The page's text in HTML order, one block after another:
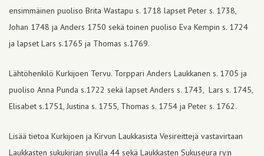
ensimmäinen puoliso Brita Wastapu s. 1718 lapset Peter s. 1738,
Johan 1748 ja Anders 1750 sekä toinen puoliso Eva Kempin s. 1724
ja lapset Lars s.1765 ja Thomas s.1769.
Lähtöhenkilö Kurkijoen Tervu. Torppari Anders Laukkanen s. 1705 ja
puoliso Anna Punda s.1722 sekä lapset Anders s. 1743, Lars s. 1745,
Elisabet s.1751, Justina s. 1755, Thomas s. 1754 ja Peter s. 1762.
Lisää tietoa Kurkijoen ja Kirvun Laukkasista Vesireittejä vastavirtaan
Laukkasten sukukirjan sivulla 44 sekä Laukkasten Sukuseura ry:n